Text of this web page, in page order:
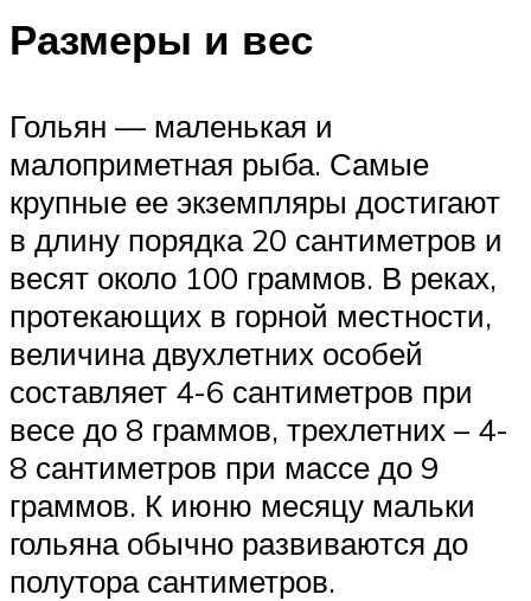
Размеры и вес
Гольян — маленькая и
малоприметная рыба. Самые
крупные ее экземпляры достигают
в длину порядка 20 сантиметров и
весят около 100 граммов. В реках,
протекающих в горной местности,
величина двухлетних особей
составляет 4-6 сантиметров при
весе до 8 граммов, трехлетних – 4-
8 сантиметров при массе до 9
граммов. К июню месяцу мальки
гольяна обычно развиваются до
полутора сантиметров.